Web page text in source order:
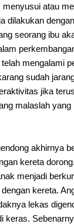
menyusui atau
dilakukan
seorang ibu
mengalami
sudah
jika
malaslah
akhirnya
kereta
menjadi
kereta.
lekas
keras.